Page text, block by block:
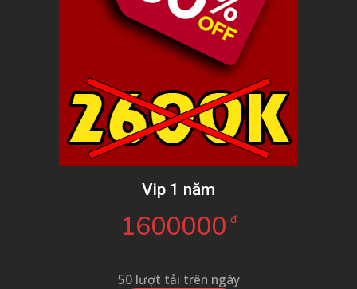
Vip 1 năm
1600000 đ
50 lượt tải trên ngày